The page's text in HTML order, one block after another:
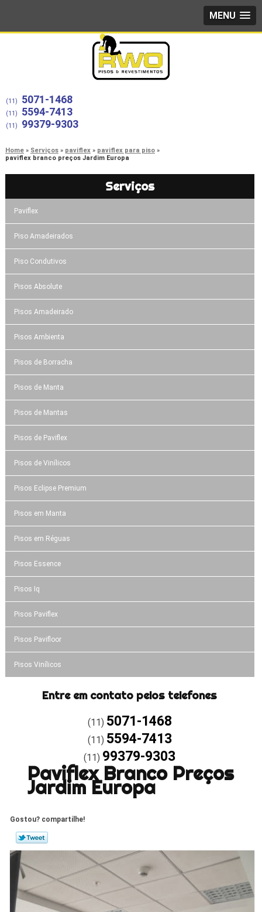
MENU
(11) 5071-1468
(11) 5594-7413
(11) 99379-9303
Home Serviços paviflex
paviflex para piso
paviflex branco preços Jardim Europa
Serviços
Paviflex
Piso Amadeirados
Piso Condutivos
Pisos Absolute
Pisos Amadeirado
Pisos Ambienta
Pisos de Borracha
Pisos de Manta
Pisos de Mantas
Pisos de Paviflex
Pisos de Vinílicos
Pisos Eclipse Premium
Pisos em Manta
Pisos em Réguas
Pisos Essence
Pisos Iq
Pisos Paviflex
Pisos Pavifloor
Pisos Vinílicos
Entre em contato pelos telefones
(11) 5071-1468
(11) 5594-7413
(11) 99379-9303
Paviflex Branco Preços
Jardim Europa
Gostou? compartilhe!